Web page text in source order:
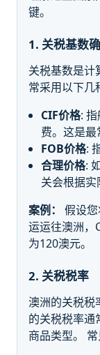
键。
1. 关税基数
关税基数是计
常采用以下几
CIF价格:
费。这是最
FOB价格:
合理价格:
关会根据实
案例：
假设
运运往澳洲，
为120澳元。
2. 关税税率
澳洲的关税税
的关税税率通
商品类型。 常